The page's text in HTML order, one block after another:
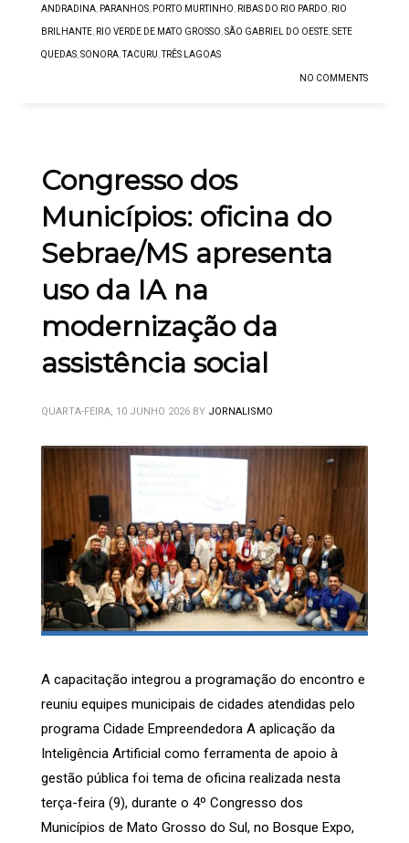
ANDRADINA, PARANHOS, PORTO MURTINHO, RIBAS DO RIO PARDO, RIO
BRILHANTE, RIO VERDE DE MATO GROSSO,SÃO GABRIEL DO OESTE,SETE
QUEDAS,SONORA, TACURU, TRÊS LAGOAS
NO COMMENTS
Congresso dos
Municípios: oficina do
Sebrae/MS apresenta
uso da IA na
modernização da
assistência social
QUARTA-FEIRA, 10 JUNHO 2026 BY JORNALISMO
A capacitação integrou a programação do encontro e
reuniu equipes municipais de cidades atendidas pelo
programa Cidade Empreendedora A aplicação da
Inteligência Artificial como ferramenta de apoio à
gestão pública foi tema de oficina realizada nesta
terça-feira (9), durante o 4º Congresso dos
Municípios de Mato Grosso do Sul, no Bosque Expo,